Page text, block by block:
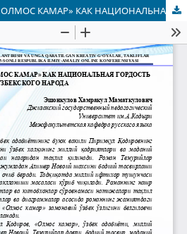
РОМАН П.КАДЫРОВА «ОЛМОС КАМАР» КАК НАЦИОНАЛЬНАЯ ГОРДОСТЬ УЗБЕКСКОГО НАРОДА